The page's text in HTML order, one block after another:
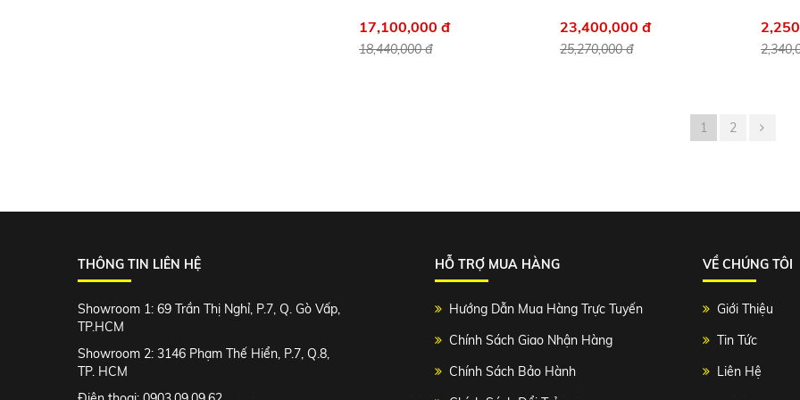
17,100,000 đ
18,440,000 đ
23,400,000 đ
25,270,000 đ
1 2
THÔNG TIN LIÊN HỆ
Showroom 1: 69 Trần Thị Nghỉ, P.7, Q. Gò Vấp,
TP.HCM
Showroom 2: 3146 Phạm Thế Hiển, P.7, Q.8,
TP. HCM
HỖ TRỢ MUA HÀNG
Hướng Dẫn Mua Hàng Trực Tuyến
Chính Sách Giao Nhận Hàng
Chính Sách Bảo Hành
VỀ CHÚNG TÔI
Giới Thiệu
Tin Tức
Liên Hệ